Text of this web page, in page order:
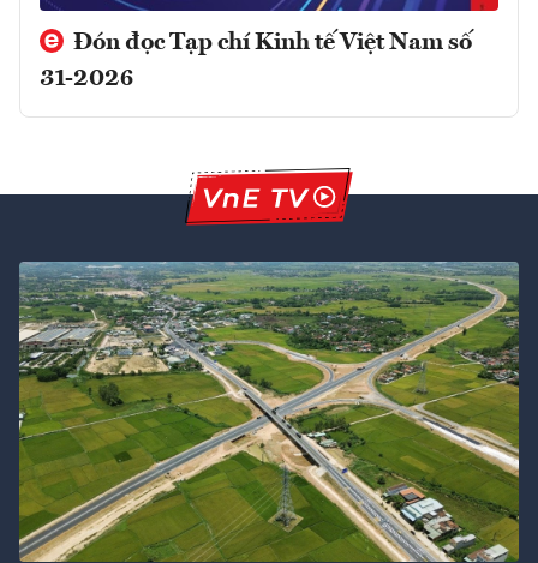
Đón đọc Tạp chí Kinh tế Việt Nam số
31-2026